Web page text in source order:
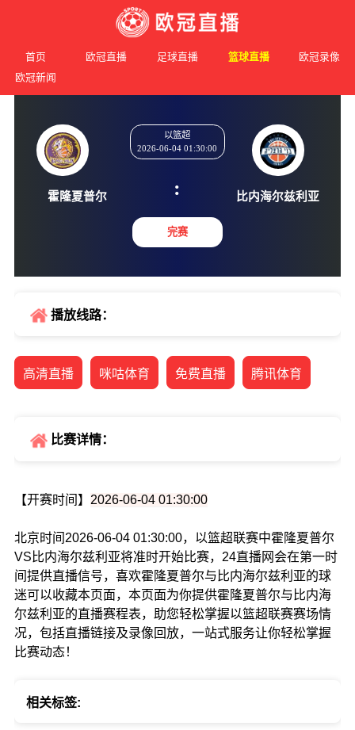
首页 欧冠直播 足球直播 篮球直播
欧冠录像
欧冠新闻
:
播放线路：
高清直播 咪咕体育 免费直播 腾讯体育
比赛详情：
【开赛时间】 2026-06-04 01:30:00
北京时间2026-06-04 01:30:00，以篮超联赛中霍隆夏普尔
VS比内海尔兹利亚将准时开始比赛，24直播网会在第一时
间提供直播信号，喜欢霍隆夏普尔与比内海尔兹利亚的球
迷可以收藏本页面，本页面为你提供霍隆夏普尔与比内海
尔兹利亚的直播赛程表，助您轻松掌握以篮超联赛赛场情
况，包括直播链接及录像回放，一站式服务让你轻松掌握
比赛动态！
相关标签: